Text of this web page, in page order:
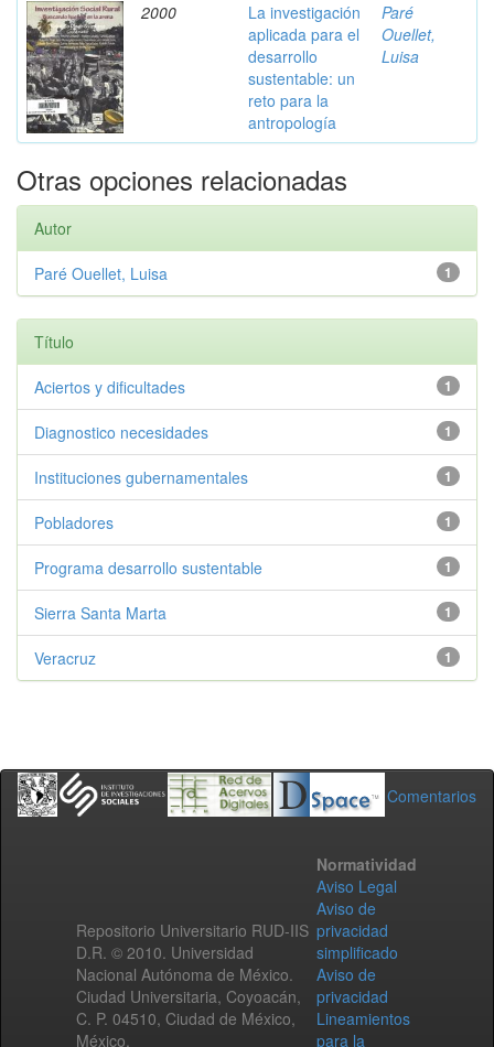
2000
La investigación
aplicada para el
desarrollo
sustentable: un
reto para la
antropología
Paré
Ouellet,
Luisa
Otras opciones relacionadas
Autor
1
Paré Ouellet, Luisa
Título
1
Aciertos y dificultades
1
Diagnostico necesidades
1
Instituciones gubernamentales
1
Pobladores
1
Programa desarrollo sustentable
1
Sierra Santa Marta
1
Veracruz
Comentarios
Repositorio Universitario RUD-IIS
D.R. © 2010. Universidad
Nacional Autónoma de México.
Ciudad Universitaria, Coyoacán,
C. P. 04510, Ciudad de México,
México.
Normatividad
Aviso Legal
Aviso de
privacidad
simplificado
Aviso de
privacidad
Lineamientos
para la